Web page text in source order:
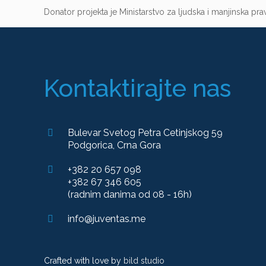
Donator projekta je Ministarstvo za ljudska i manjinska
Kontaktirajte nas
Bulevar Svetog Petra Cetinjskog 59
Podgorica, Crna Gora
+382 20 657 098
+382 67 346 605
(radnim danima od 08 - 16h)
info@juventas.me
Crafted with love by bild studio